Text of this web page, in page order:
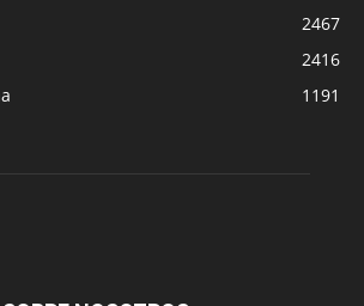
2467
2416
1191